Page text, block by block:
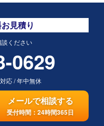
見積り
ください
0629
応/年中無休
メールで相談する
受付時間：24時間365日